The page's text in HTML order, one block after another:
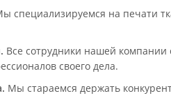
специализируемся на печати
Все сотрудники нашей
своего дела.
Мы стараемся держать